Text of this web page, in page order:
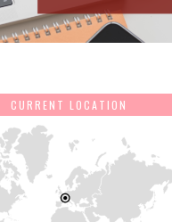
CURRENT LOCATION